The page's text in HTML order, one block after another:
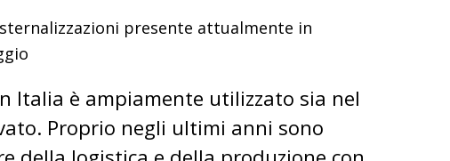
presente attualmente in
Italia è ampiamente utilizzato sia nel
Proprio negli ultimi anni sono